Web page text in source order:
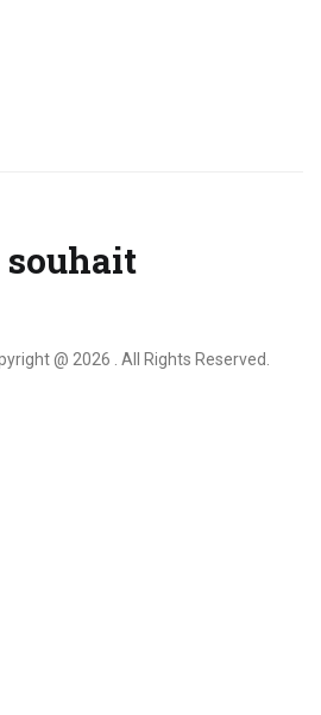
souhait
@ 2026 . All Rights Reserved.